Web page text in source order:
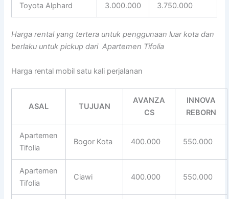
Toyota Alphard 3.000.000 3.750.000
Harga rental yang tertera untuk penggunaan luar kota dan
berlaku untuk pickup dari Apartemen Tifolia
Harga rental mobil satu kali perjalanan
ASAL TUJUAN
AVANZA
CS
INNOVA
REBORN
Apartemen
Tifolia
Bogor Kota 400.000 550.000
Apartemen
Tifolia
Ciawi 400.000 550.000